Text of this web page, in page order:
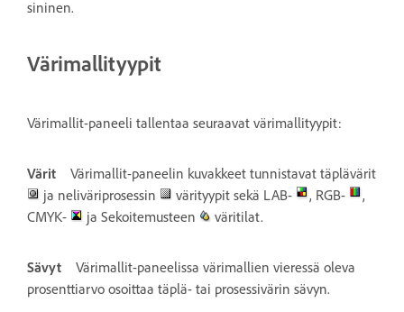
sininen.
Värimallityypit
Värimallit-paneeli tallentaa seuraavat värimallityypit:
Värit
Värimallit-paneelin kuvakkeet tunnistavat täplävärit
ja neliväriprosessin
värityypit sekä LAB- , RGB-
,
CMYK-
ja Sekoitemusteen väritilat.
Sävyt
Värimallit-paneelissa värimallien vieressä oleva
prosenttiarvo osoittaa täplä- tai prosessivärin sävyn.